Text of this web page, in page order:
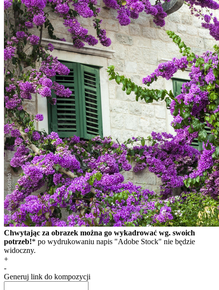
Chwytając za obrazek można go wykadrować wg. swoich
potrzeb!* po wydrukowaniu napis "Adobe Stock" nie będzie
widoczny.
+
-
Generuj link do kompozycji